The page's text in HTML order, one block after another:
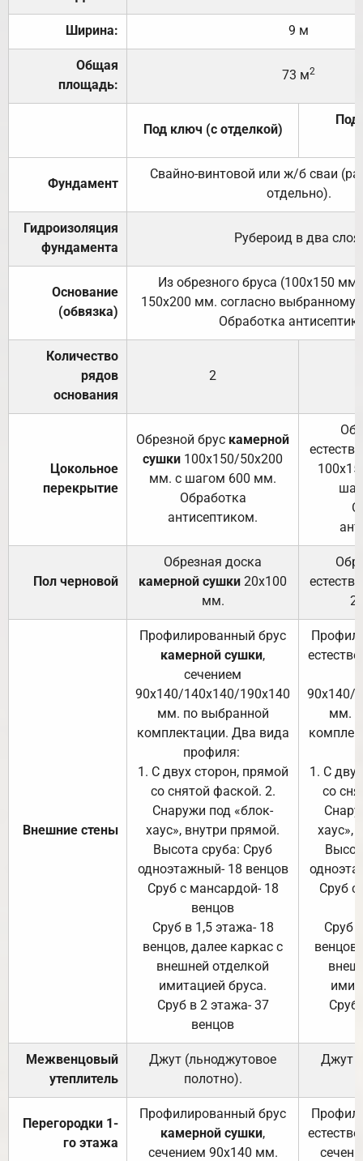
Ширина: 9 м
Общая
площадь:
73 м2
Под ключ (с отделкой)
Под
Фундамент
Свайно-винтовой или ж/б сваи
отдельно).
Гидроизоляция
фундамента
Рубероид в два слоя.
Основание
(обвязка)
Из обрезного бруса (100х150
150х200 мм. согласно выбранному
Обработка
Количество
рядов
основания
2
Цокольное
перекрытие
Обрезной брус камерной
сушки 100х150/50х200
мм. с шагом 600 мм.
Обработка
антисептиком.
Пол черновой
Обрезная доска
камерной сушки 20х100
мм.
Внешние стены
Профилированный брус
камерной сушки,
сечением
90х140/140х140/190х140
мм. по выбранной
комплектации. Два вида
профиля:
1. С двух сторон, прямой
со снятой фаской. 2.
Снаружи под «блок-
хаус», внутри прямой.
Высота сруба: Сруб
одноэтажный- 18 венцов
Сруб с мансардой- 18
венцов
Сруб в 1,5 этажа- 18
венцов, далее каркас с
внешней отделкой
имитацией бруса.
Сруб в 2 этажа- 37
венцов
90х140/
мм.
1. С
со
хаус»,
Сруб с
Сруб
Сруб
Межвенцовый
утеплитель
Джут (льноджутовое
полотно).
Джут
Перегородки 1-
го этажа
Профилированный брус
камерной сушки,
сечением 90х140 мм.